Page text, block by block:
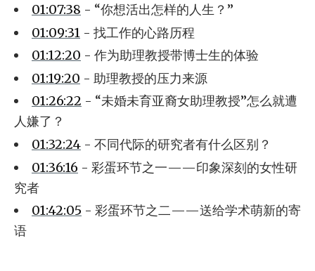
01:07:38 - “你想活出怎样的人生？”
01:09:31 - 找工作的心路历程
01:12:20 - 作为助理教授带博士生的体验
01:19:20 - 助理教授的压力来源
01:26:22 - “未婚未育亚裔女助理教授”怎么就遭
人嫌了？
01:32:24 - 不同代际的研究者有什么区别？
01:36:16 - 彩蛋环节之一——印象深刻的女性研
究者
01:42:05 - 彩蛋环节之二——送给学术萌新的寄
语